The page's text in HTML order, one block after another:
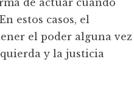
de actuar cuando
estos casos, el
el poder alguna vez
y la justicia